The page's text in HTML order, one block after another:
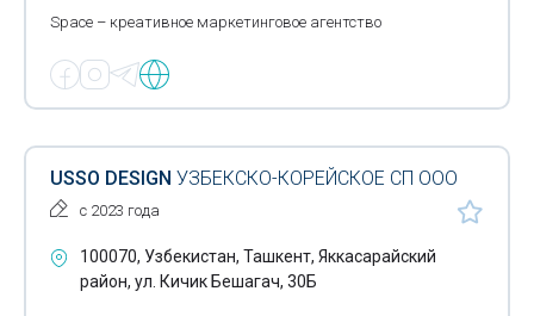
Space – креативное маркетинговое агентство
USSO DESIGN УЗБЕКСКО-КОРЕЙСКОЕ СП ООО
с 2023 года
100070, Узбекистан, Ташкент, Яккасарайский
район, ул. Кичик Бешагач, 30Б